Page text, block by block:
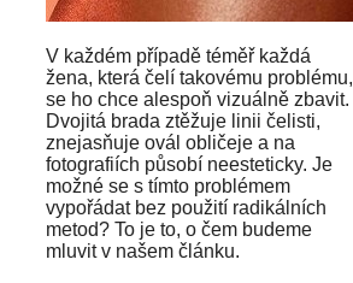
V každém případě téměř každá
žena, která čelí takovému problému,
se ho chce alespoň vizuálně zbavit.
Dvojitá brada ztěžuje linii čelisti,
znejasňuje ovál obličeje a na
fotografiích působí neesteticky. Je
možné se s tímto problémem
vypořádat bez použití radikálních
metod? To je to, o čem budeme
mluvit v našem článku.